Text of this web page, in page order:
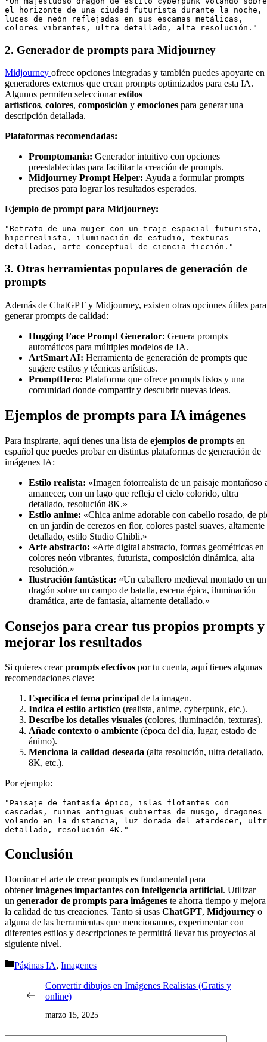
el horizonte de una ciudad futurista durante la noche,
luces de neón reflejadas en sus escamas metálicas,
colores vibrantes, ultra detallado, alta resolución."
2. Generador de prompts para Midjourney
Midjourney ofrece opciones integradas y también puedes apoyarte en
generadores externos que crean prompts optimizados para esta IA.
Algunos permiten seleccionarestilos
artísticos, colores, composición y emociones para generar una
descripción detallada.
Plataformas recomendadas:
Promptomania: Generador intuitivo con opciones
preestablecidas para facilitar la creación de prompts.
Midjourney Prompt Helper: Ayuda a formular prompts
precisos para lograr los resultados esperados.
Ejemplo de prompt para Midjourney:
"Retrato de una mujer con un traje espacial futurista,
hiperrealista, iluminación de estudio, texturas
3. Otras herramientas populares de generación de
prompts
Además de ChatGPT y Midjourney, existen otras opciones útiles para
generar prompts de calidad:
Hugging Face Prompt Generator: Genera prompts
automáticos para múltiples modelos de IA.
ArtSmart AI: Herramienta de generación de prompts que
sugiere estilos y técnicas artísticas.
PromptHero: Plataforma que ofrece prompts listos y una
comunidad donde compartir y descubrir nuevas ideas.
Ejemplos de prompts para IA imágenes
Para inspirarte, aquí tienes una lista de ejemplos de prompts en
español que puedes probar en distintas plataformas de generación de
imágenes IA:
Estilo realista: «Imagen fotorrealista de un paisaje montañoso
amanecer, con un lago que refleja el cielo colorido, ultra
detallado, resolución 8K.»
Estilo anime: «Chica anime adorable con cabello rosado, de
en un jardín de cerezos en flor, colores pastel suaves, altamente
detallado, estilo Studio Ghibli.»
Arte abstracto: «Arte digital abstracto, formas geométricas en
colores neón vibrantes, futurista, composición dinámica, alta
resolución.»
Ilustración fantástica: «Un caballero medieval montado en un
dragón sobre un campo de batalla, escena épica, iluminación
dramática, arte de fantasía, altamente detallado.»
Consejos para crear tus propios prompts y
mejorar los resultados
Si quieres crearprompts efectivos por tu cuenta, aquí tienes algunas
recomendaciones clave:
Especifica el tema principal de la imagen.
Indica el estilo artístico (realista, anime, cyberpunk, etc.).
Describe los detalles visuales (colores, iluminación, texturas).
Añade contexto o ambiente (época del día, lugar, estado de
ánimo).
Menciona la calidad deseada (alta resolución, ultra detallado,
8K, etc.).
Por ejemplo:
"Paisaje de fantasía épico, islas flotantes con
cascadas, ruinas antiguas cubiertas de musgo, dragones
volando en la distancia, luz dorada del atardecer,
Conclusión
Dominar el arte de crear prompts es fundamental para
obtenerimágenes impactantes con inteligencia artificial. Utilizar
un generador de prompts para imágenes te ahorra tiempo y mejora
la calidad de tus creaciones. Tanto si usas ChatGPT, Midjourney o
alguna de las herramientas que mencionamos, experimentar con
diferentes estilos y descripciones te permitirá llevar tus proyectos al
siguiente nivel.
Categorías
Páginas IA, Imagenes
Convertir dibujos en Imágenes Realistas (Gratis y
online)
marzo 15, 2025